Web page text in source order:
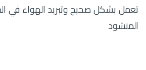
تعمل بشكل صحيح وتبريد الهواء في
المنشود